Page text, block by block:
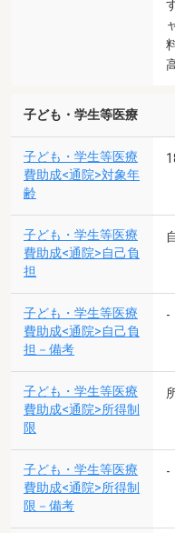
子ども・学生等医療
子ども・学生等医療
費助成<通院>対象年
齢
子ども・学生等医療
費助成<通院>自己負
担
子ども・学生等医療
費助成<通院>自己負
担－備考
-
子ども・学生等医療
費助成<通院>所得制
限
子ども・学生等医療
費助成<通院>所得制
限－備考
-